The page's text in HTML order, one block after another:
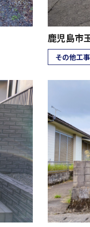
鹿児島市
その他工事